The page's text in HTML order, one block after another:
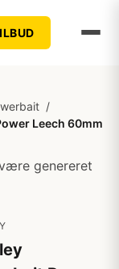
/
Leech 60mm
genereret